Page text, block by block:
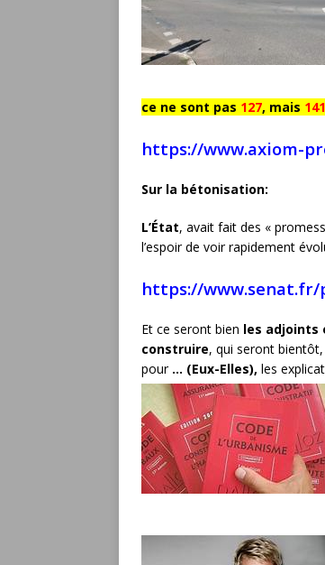
ce ne sont pas 127, mais 141
https://www.axiom-
Sur la bétonisation:
L’État, avait fait des «
l’espoir de voir rapidement
https://www.senat.fr/
Et ce seront bien les adjoints
construire, qui seront
pour… (Eux-Elles), les